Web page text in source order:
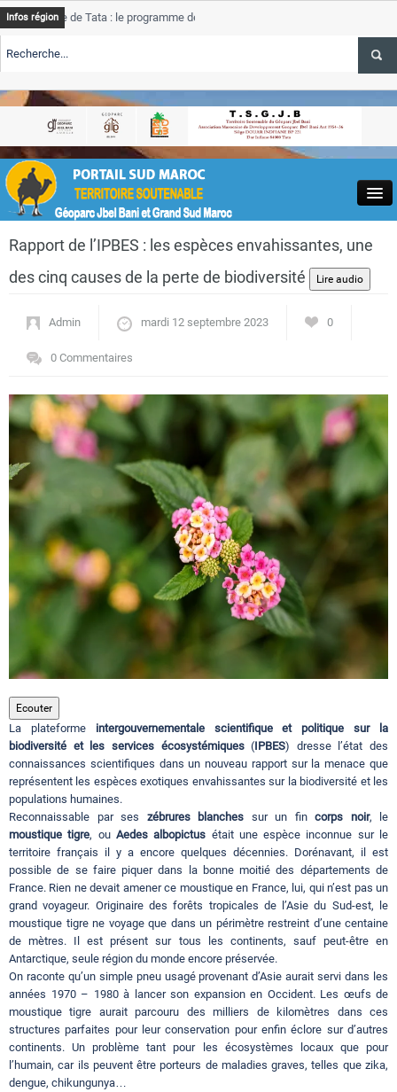
Close
Actualités
Circuits touristiques
Tourisme
Régions
Hotels
Evenements
Contact
Infos régionde Tata : le programme de rehabilitation post-inondations
ALERTE TSGJB Tourisme : l’ONMT renforce l’aerien a Dakhla et
ALERTE TSGJB Tourisme au Maroc : Transavia renforce les vols Paris-
Rapport de l’IPBES : les espèces envahissantes, une
des cinq causes de la perte de biodiversité
Admin mardi 12 septembre 2023 0
0 Commentaires
Ecouter
La plateforme intergouvernementale scientifique et politique sur la
biodiversité et les services écosystémiques(IPBES) dresse l’état des
connaissances scientifiques dans un nouveau rapport sur la menace que
représentent les espèces exotiques envahissantes sur la biodiversité et les
populations humaines.
Reconnaissable par ses zébrures blanches sur un fin corps noir, le
moustique tigre, ou Aedes albopictus était une espèce inconnue sur le
territoire français il y a encore quelques décennies. Dorénavant, il est
possible de se faire piquer dans la bonne moitié des départements de
France. Rien ne devait amener ce moustique en France, lui, qui n’est pas un
grand voyageur. Originaire des forêts tropicales de l’Asie du Sud-est, le
moustique tigre ne voyage que dans un périmètre restreint d’une centaine
de mètres. Il est présent sur tous les continents, sauf peut-être en
Antarctique, seule région du monde encore préservée.
On raconte qu’un simple pneu usagé provenant d’Asie aurait servi dans les
années 1970 – 1980 à lancer son expansion en Occident. Les œufs de
moustique tigre aurait parcouru des milliers de kilomètres dans ces
structures parfaites pour leur conservation pour enfin éclore sur d’autres
continents. Un problème tant pour les écosystèmes locaux que pour
l’humain, car ils peuvent être porteurs de maladies graves, telles que zika,
dengue, chikungunya…